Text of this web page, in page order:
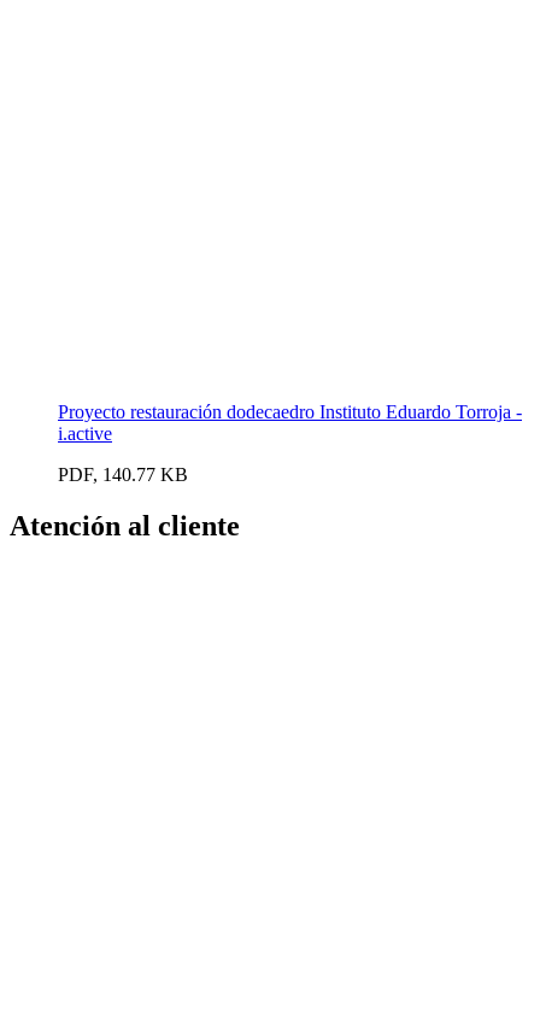
Proyecto restauración dodecaedro Instituto Eduardo Torroja -
i.active
PDF, 140.77 KB
Atención al cliente